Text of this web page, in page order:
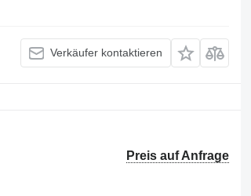
Verkäufer kontaktieren
Preis auf Anfrage